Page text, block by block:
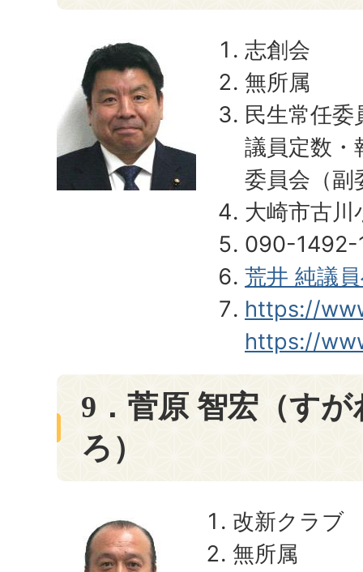
志創会
無所属
民生常任委
議員定数・
委員会（副
大崎市古川
090-1492-
荒井 純議
https://
https://
9．菅原 智宏（す
ろ）
改新クラブ
無所属